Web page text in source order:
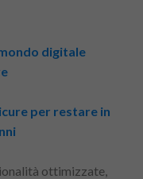
digitale
per restare in
ottimizzate,